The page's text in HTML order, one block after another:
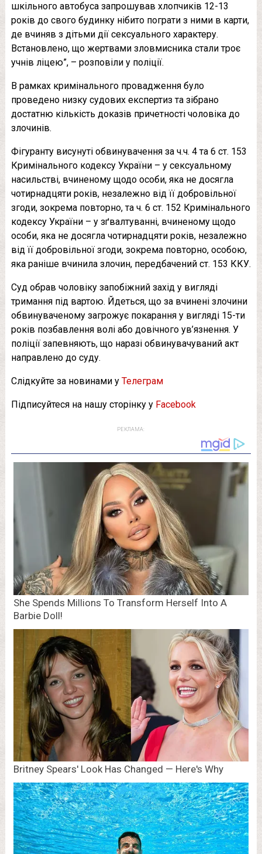
шкільного автобуса запрошував хлопчиків 12-13
років до свого будинку нібито пограти з ними в карти,
де вчиняв з дітьми дії сексуального характеру.
Встановлено, що жертвами зловмисника стали троє
учнів ліцею”, – розповіли у поліції.
В рамках кримінального провадження було
проведено низку судових експертиз та зібрано
достатню кількість доказів причетності чоловіка до
злочинів.
Фігуранту висунуті обвинувачення за ч.ч. 4 та 6 ст. 153
Кримінального кодексу України – у сексуальному
насильстві, вчиненому щодо особи, яка не досягла
чотирнадцяти років, незалежно від її добровільної
згоди, зокрема повторно, та ч. 6 ст. 152 Кримінального
кодексу України – у зґвалтуванні, вчиненому щодо
особи, яка не досягла чотирнадцяти років, незалежно
від її добровільної згоди, зокрема повторно, особою,
яка раніше вчинила злочин, передбачений ст. 153 ККУ.
Суд обрав чоловіку запобіжний захід у вигляді
тримання під вартою. Йдеться, що за вчинені злочини
обвинуваченому загрожує покарання у вигляді 15-ти
років позбавлення волі або довічного ув’язнення. У
поліції запевняють, що наразі обвинувачуваний акт
направлено до суду.
Слідкуйте за новинами у Телеграм
Підписуйтеся на нашу сторінку у Facebook
РЕКЛАМА: